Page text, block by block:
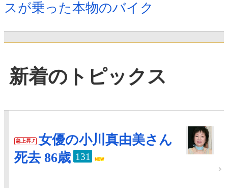
スが乗った本物のバイク
新着のトピックス
急上昇
女優の小川真由美さん
死去 86歳 131